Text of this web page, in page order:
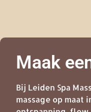
Maak
Bij Leiden Spa
massage op maat